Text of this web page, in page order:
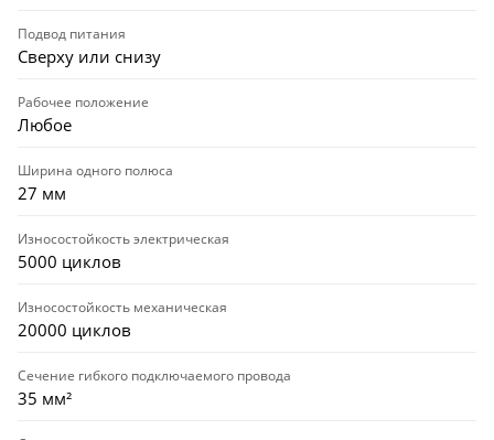
Подвод питания
Сверху или снизу
Рабочее положение
Любое
Ширина одного полюса
27 мм
Износостойкость электрическая
5000 циклов
Износостойкость механическая
20000 циклов
Сечение гибкого подключаемого провода
35 мм²